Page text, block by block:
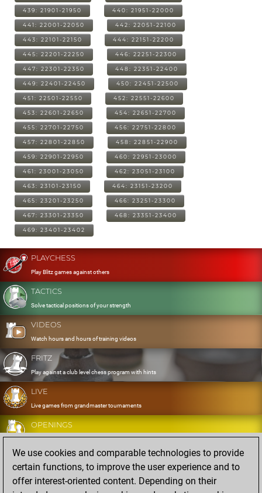
439: 21901-21950 440: 21951-22000
441: 22001-22050 442: 22051-22100
443: 22101-22150 444: 22151-22200
445: 22201-22250 446: 22251-22300
447: 22301-22350 448: 22351-22400
449: 22401-22450 450: 22451-22500
451: 22501-22550 452: 22551-22600
453: 22601-22650 454: 22651-22700
455: 22701-22750 456: 22751-22800
457: 22801-22850 458: 22851-22900
459: 22901-22950 460: 22951-23000
461: 23001-23050 462: 23051-23100
463: 23101-23150 464: 23151-23200
465: 23201-23250 466: 23251-23300
467: 23301-23350 468: 23351-23400
469: 23401-23402
PLAYCHESS
Play Blitz games against others
TACTICS
Solve tactical positions of your strength
VIDEOS
Watch hours and hours of training videos
FRITZ
Play against a club level chess program with hints
LIVE
Live games from grandmaster tournaments
OPENINGS
Develop and exercise your openings
DATABASE
Eight million strong games
We use cookies and comparable technologies to provide
certain functions, to improve the user experience and to
offer interest-oriented content. Depending on their